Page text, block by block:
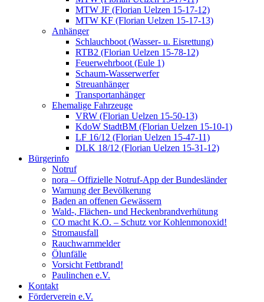
MTW JF (Florian Uelzen 15-17-12)
MTW KF (Florian Uelzen 15-17-13)
Anhänger
Schlauchboot (Wasser- u. Eisrettung)
RTB2 (Florian Uelzen 15-78-12)
Feuerwehrboot (Eule 1)
Schaum-Wasserwerfer
Streuanhänger
Transportanhänger
Ehemalige Fahrzeuge
VRW (Florian Uelzen 15-50-13)
KdoW StadtBM (Florian Uelzen 15-10-1)
LF 16/12 (Florian Uelzen 15-47-11)
DLK 18/12 (Florian Uelzen 15-31-12)
Bürgerinfo
Notruf
nora – Offizielle Notruf-App der Bundesländer
Warnung der Bevölkerung
Baden an offenen Gewässern
Wald-, Flächen- und Heckenbrandverhütung
CO macht K.O. – Schutz vor Kohlenmonoxid!
Stromausfall
Rauchwarnmelder
Ölunfälle
Vorsicht Fettbrand!
Paulinchen e.V.
Kontakt
Förderverein e.V.